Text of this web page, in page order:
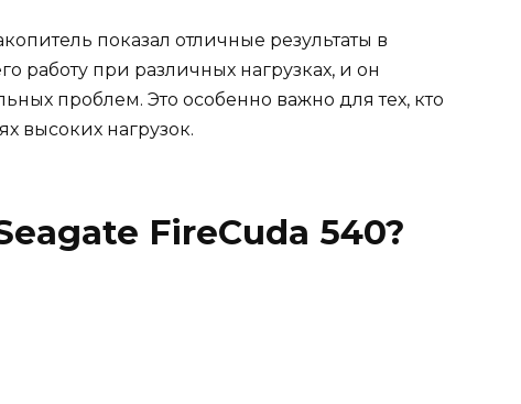
показал отличные результаты в
работу при различных нагрузках, и он
проблем. Это особенно важно для тех, кто
высоких нагрузок.
FireCuda 540?